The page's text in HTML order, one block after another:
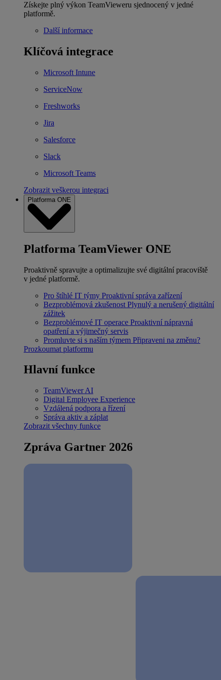
Získejte plný výkon TeamVieweru sjednocený v jedné
platformě.
Další informace
Klíčová integrace
Microsoft Intune
ServiceNow
Freshworks
Jira
Salesforce
Slack
Microsoft Teams
Zobrazit veškerou integraci
Platforma ONE
Platforma TeamViewer ONE
Proaktivně spravujte a optimalizujte své digitální pracoviště
v jedné platformě.
Pro štíhlé IT týmy Proaktivní správa zařízení
Bezproblémová zkušenost Plynulý a nerušený digitální
zážitek
Bezproblémové IT operace Proaktivní nápravná
opatření a výjimečný servis
Promluvte si s naším týmem Připraveni na změnu?
Prozkoumat platformu
Hlavní funkce
TeamViewer AI
Digital Employee Experience
Vzdálená podpora a řízení
Správa aktiv a záplat
Zobrazit všechny funkce
Zpráva Gartner 2026